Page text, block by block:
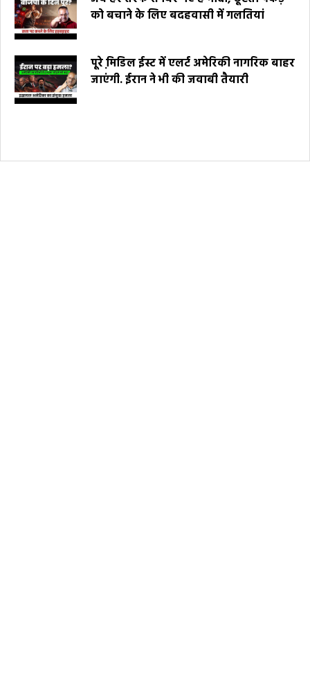
को बचाने के लिए बदहवासी में गलतियां
पूरे मि़डिल ईस्ट में एलर्ट अमेरिकी नागरिक बाहर
जाएंगी. ईरान ने भी की जवाबी तैयारी